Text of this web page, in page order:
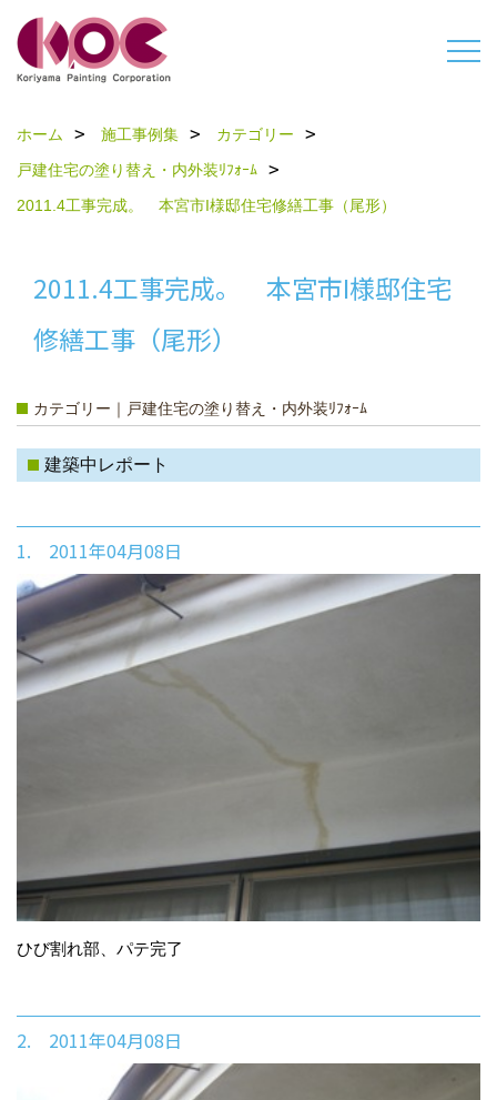
ホーム 施工事例集
カテゴリー
戸建住宅の塗り替え・内外装ﾘﾌｫｰﾑ
2011.4工事完成。 本宮市I様邸住宅修繕工事（尾形）
2011.4工事完成。 本宮市I様邸住宅
修繕工事（尾形）
カテゴリー｜戸建住宅の塗り替え・内外装ﾘﾌｫｰﾑ
建築中レポート
1. 2011年04月08日
ひび割れ部、パテ完了
2. 2011年04月08日